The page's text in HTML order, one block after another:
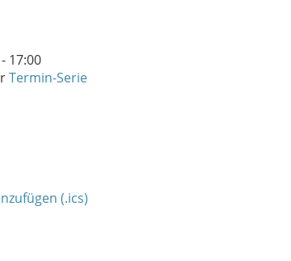
17:00
Termin-Serie
(.ics)